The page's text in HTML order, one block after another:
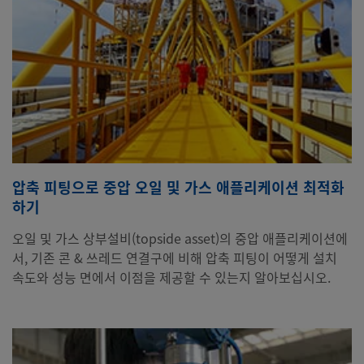
압축 피팅으로 중압 오일 및 가스 애플리케이션 최적화
하기
오일 및 가스 상부설비(topside asset)의 중압 애플리케이션에
서, 기존 콘 & 쓰레드 연결구에 비해 압축 피팅이 어떻게 설치
속도와 성능 면에서 이점을 제공할 수 있는지 알아보십시오.